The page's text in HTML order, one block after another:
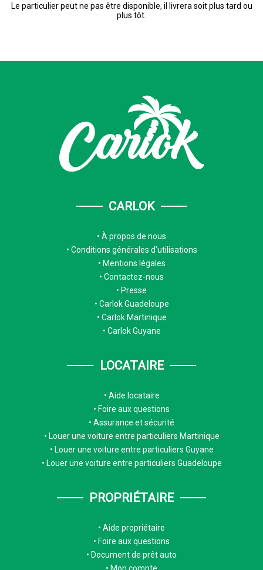
Le particulier peut ne pas être disponible, il livrera soit plus tard ou
plus tôt.
CARLOK
À propos de nous
Conditions générales d'utilisations
Mentions légales
Contactez-nous
Presse
Carlok Guadeloupe
Carlok Martinique
Carlok Guyane
LOCATAIRE
Aide locataire
Foire aux questions
Assurance et sécurité
Louer une voiture entre particuliers Martinique
Louer une voiture entre particuliers Guyane
Louer une voiture entre particuliers Guadeloupe
PROPRIÉTAIRE
Aide propriétaire
Foire aux questions
Document de prêt auto